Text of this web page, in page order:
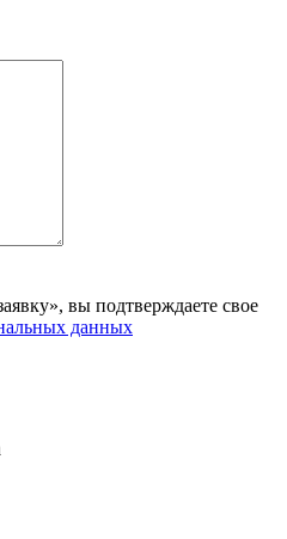
вы подтверждаете свое
данных